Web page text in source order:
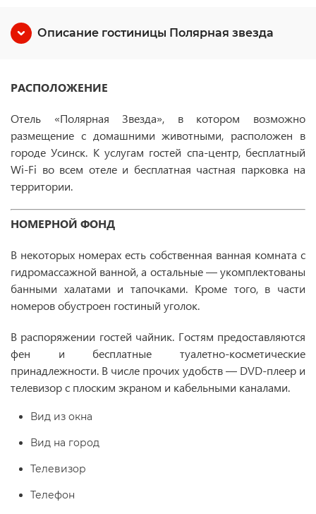
Описание гостиницы Полярная звезда
РАСПОЛОЖЕНИЕ
Отель «Полярная Звезда», в котором возможно
размещение с домашними животными, расположен в
городе Усинск. К услугам гостей спа-центр, бесплатный
Wi-Fi во всем отеле и бесплатная частная парковка на
территории.
НОМЕРНОЙ ФОНД
В некоторых номерах есть собственная ванная комната с
гидромассажной ванной, а остальные — укомплектованы
банными халатами и тапочками. Кроме того, в части
номеров обустроен гостиный уголок.
В распоряжении гостей чайник. Гостям предоставляются
фен и бесплатные туалетно-косметические
принадлежности. В числе прочих удобств — DVD-плеер и
телевизор с плоским экраном и кабельными каналами.
Вид из окна
Вид на город
Телевизор
Телефон